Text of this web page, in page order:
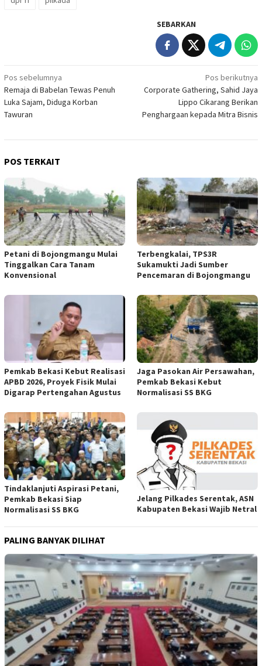
SEBARKAN
Navigasi
pos
Pos sebelumnya
Remaja di Babelan Tewas Penuh
Luka Sajam, Diduga Korban
Tawuran
Pos berikutnya
Corporate Gathering, Sahid Jaya
Lippo Cikarang Berikan
Penghargaan kepada Mitra Bisnis
POS TERKAIT
Petani di Bojongmangu Mulai
Tinggalkan Cara Tanam
Konvensional
Terbengkalai, TPS3R
Sukamukti Jadi Sumber
Pencemaran di Bojongmangu
Pemkab Bekasi Kebut Realisasi
APBD 2026, Proyek Fisik Mulai
Digarap Pertengahan Agustus
Jaga Pasokan Air Persawahan,
Pemkab Bekasi Kebut
Normalisasi SS BKG
Tindaklanjuti Aspirasi Petani,
Pemkab Bekasi Siap
Normalisasi SS BKG
Jelang Pilkades Serentak, ASN
Kabupaten Bekasi Wajib Netral
PALING BANYAK DILIHAT